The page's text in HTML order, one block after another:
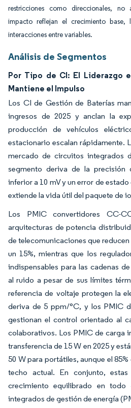
restricciones como direccionales, no
impacto reflejan el crecimiento
interacciones entre variables.
Análisis de Segmentos
Por Tipo de CI: El Liderazgo
Mantiene el Impulso
Los CI de Gestión de Baterías
ingresos de 2025 y anclan la
producción de vehículos
estacionario escalan rápidamente.
mercado de circuitos integrados
segmento deriva de la precisión
inferior a 10 mV y un error de
extiende la vida útil del paquete de
Los PMIC convertidores CC-
arquitecturas de potencia
de telecomunicaciones que
un 15%, mientras que los
indispensables para las cadenas
al ruido a pesar de sus límites
referencia de voltaje protegen la
deriva de 5 ppm/°C, y los PMIC
gestionan el control orientado al
colaborativos. Los PMIC de carga
transferencia de 15 W en 2025 y
50 W para portátiles, aunque el
techo actual. En conjunto, estas
crecimiento equilibrado en
integrados de gestión de energía